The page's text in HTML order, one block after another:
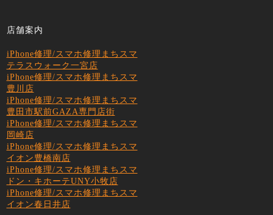
店舗案内
iPhone修理/スマホ修理まちスマ
テラスウォーク一宮店
iPhone修理/スマホ修理まちスマ
豊川店
iPhone修理/スマホ修理まちスマ
豊田市駅前GAZA専門店街
iPhone修理/スマホ修理まちスマ
岡崎店
iPhone修理/スマホ修理まちスマ
イオン豊橋南店
iPhone修理/スマホ修理まちスマ
ドン・キホーテUNY小牧店
iPhone修理/スマホ修理まちスマ
イオン春日井店